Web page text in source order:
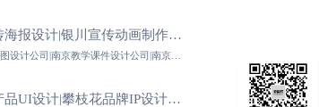
南京宣传海报设计|银川宣传动画制作|银川微信长图设计公司|南京教学课件设计公司-蓝橙视觉
银川微信长图设计公司|南京教学课件设计公司|南京DM单设计|银川海报定制设计-蓝橙视觉,强大的项目管理能力，使设计公司能够同时处理多个项目，确保每个项目都能得到充分的关注与资源支持。
攀枝花产品UI设计|攀枝花品牌IP设计|上海海报定制设计|攀枝花VI设计公司-蓝橙视觉